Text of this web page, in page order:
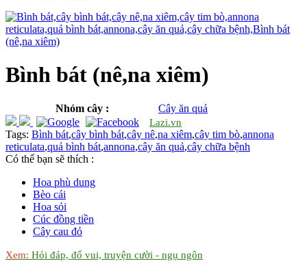
Bình bát (nê,na xiêm)
Nhóm cây : Cây ăn quả
Lazi.vn
Tags: Bình bát,cây bình bát,cây nê,na xiêm,cây tim bò,annona
reticulata,quả bình bát,annona,cây ăn quả,cây chữa bệnh
Có thể bạn sẽ thích :
Hoa phù dung
Bèo cái
Hoa sỏi
Cúc đồng tiền
Cây cau đỏ
Xem: Hỏi đáp, đố vui, truyện cười - ngụ ngôn